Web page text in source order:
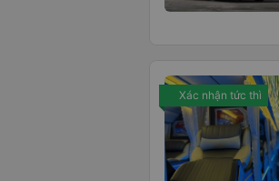
Xác nhận tức thì